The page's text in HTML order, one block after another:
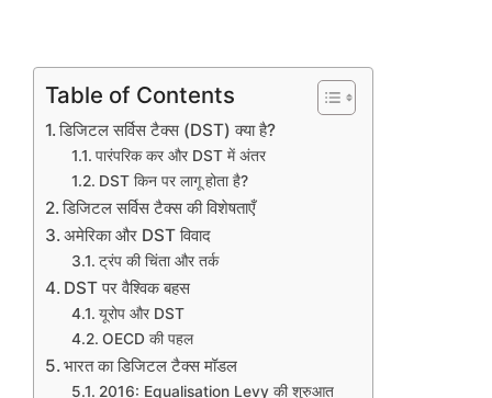
Table of Contents
डिजिटल सर्विस टैक्स (DST) क्या है?
पारंपरिक कर और DST में अंतर
DST किन पर लागू होता है?
डिजिटल सर्विस टैक्स की विशेषताएँ
अमेरिका और DST विवाद
ट्रंप की चिंता और तर्क
DST पर वैश्विक बहस
यूरोप और DST
OECD की पहल
भारत का डिजिटल टैक्स मॉडल
2016: Equalisation Levy की शुरुआत